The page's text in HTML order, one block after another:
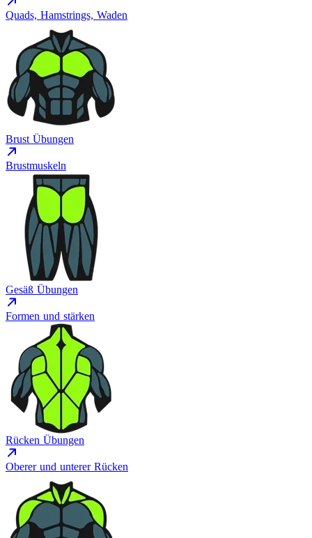
Quads, Hamstrings, Waden
Brust Übungen
Brustmuskeln
Gesäß Übungen
Formen und stärken
Rücken Übungen
Oberer und unterer Rücken